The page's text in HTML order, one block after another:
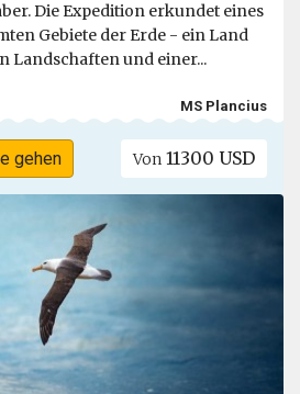
Die Expedition erkundet eines
Gebiete der Erde - ein Land
Landschaften und einer...
MS Plancius
gehen Von 11300 USD